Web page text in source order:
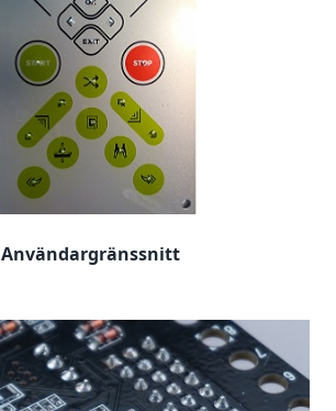
Användargränssnitt